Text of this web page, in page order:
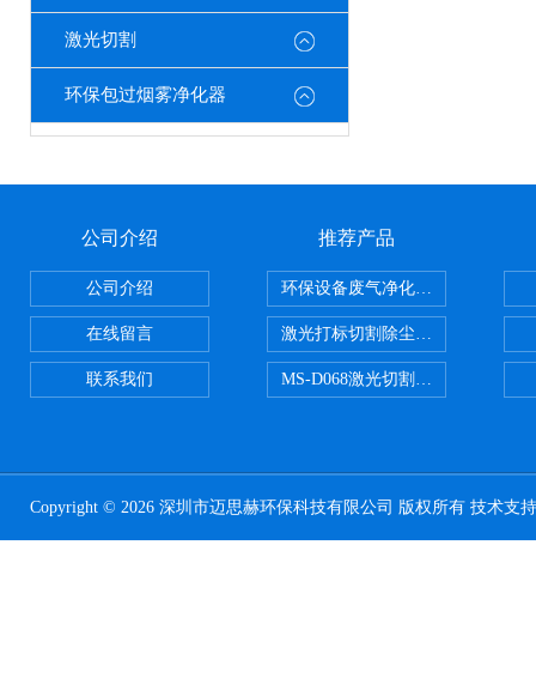
激光切割
环保包过烟雾净化器
公司介绍
公司介绍
在线留言
联系我们
推荐产品
环保设备废气净化处理设备
激光打标切割除尘设备
MS-D068激光切割亚克力烟雾净化
Copyright © 2026 深圳市迈思赫环保科技有限公司 版权所有 技术支